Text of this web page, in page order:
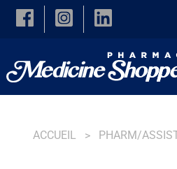
Skip to main content
ACCUEIL PHARM/